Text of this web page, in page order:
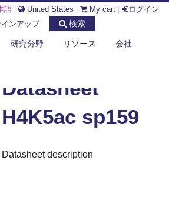
語 United States My cart
ログイン
ンアップ 検索
研究分野 リソース 会社
DATASHEET H4K5AC SP159
Datasheet
H4K5ac sp159
Datasheet description